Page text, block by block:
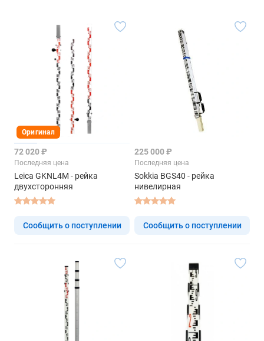
Оригинал
72 020 ₽
Последняя цена
Leica GKNL4M - рейка
двухсторонняя
Сообщить о поступлении
225 000 ₽
Последняя цена
Sokkia BGS40 - рейка
нивелирная
Сообщить о поступлении